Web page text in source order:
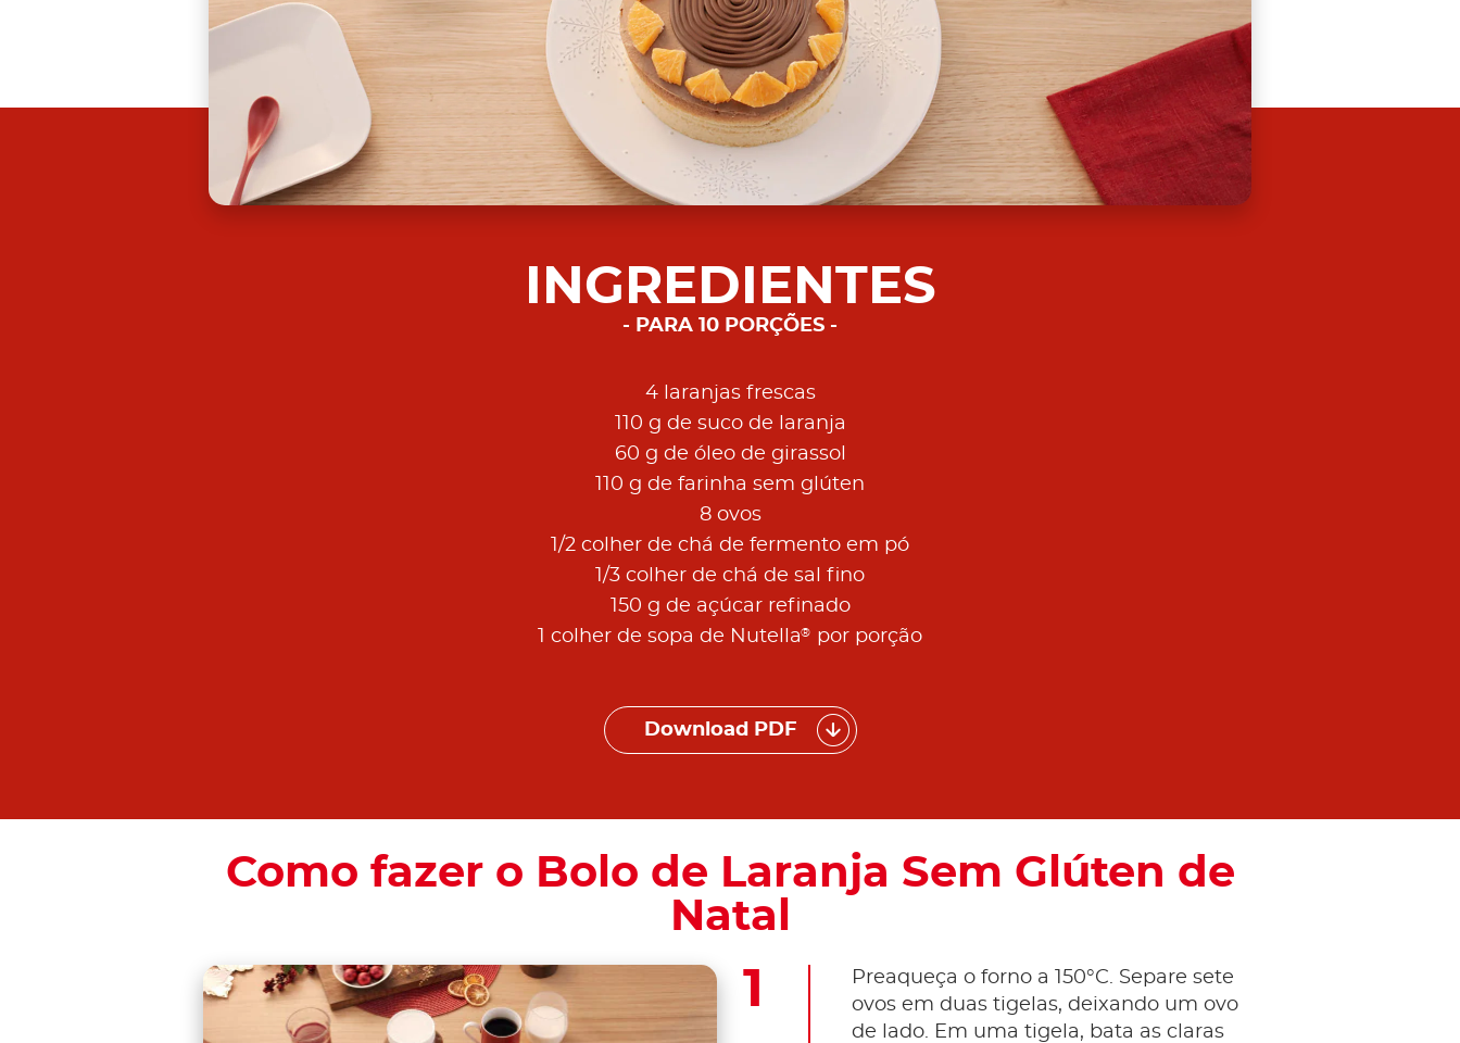
INGREDIENTES
PARA 10 PORÇÕES
4 laranjas frescas
110 g de suco de laranja
60 g de óleo de girassol
110 g de farinha sem glúten
8 ovos
1/2 colher de chá de fermento em pó
1/3 colher de chá de sal fino
150 g de açúcar refinado
1 colher de sopa de Nutella® por porção
Download PDF
Como fazer o Bolo de Laranja Sem Glúten de
Natal
Preaqueça o forno a 150°C. Separe sete
ovos em duas tigelas, deixando um ovo
de lado. Em uma tigela, bata as claras